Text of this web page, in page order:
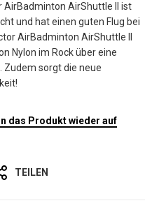
AirBadminton AirShuttle II ist
und hat einen guten Flug bei
AirBadminton AirShuttle II
Nylon im Rock über eine
Zudem sorgt die neue
das Produkt wieder auf
TEILEN